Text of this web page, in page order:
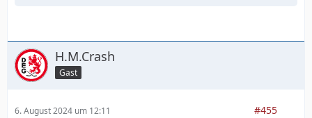
H.M.Crash
Gast
6. August 2024 um 12:11 #455